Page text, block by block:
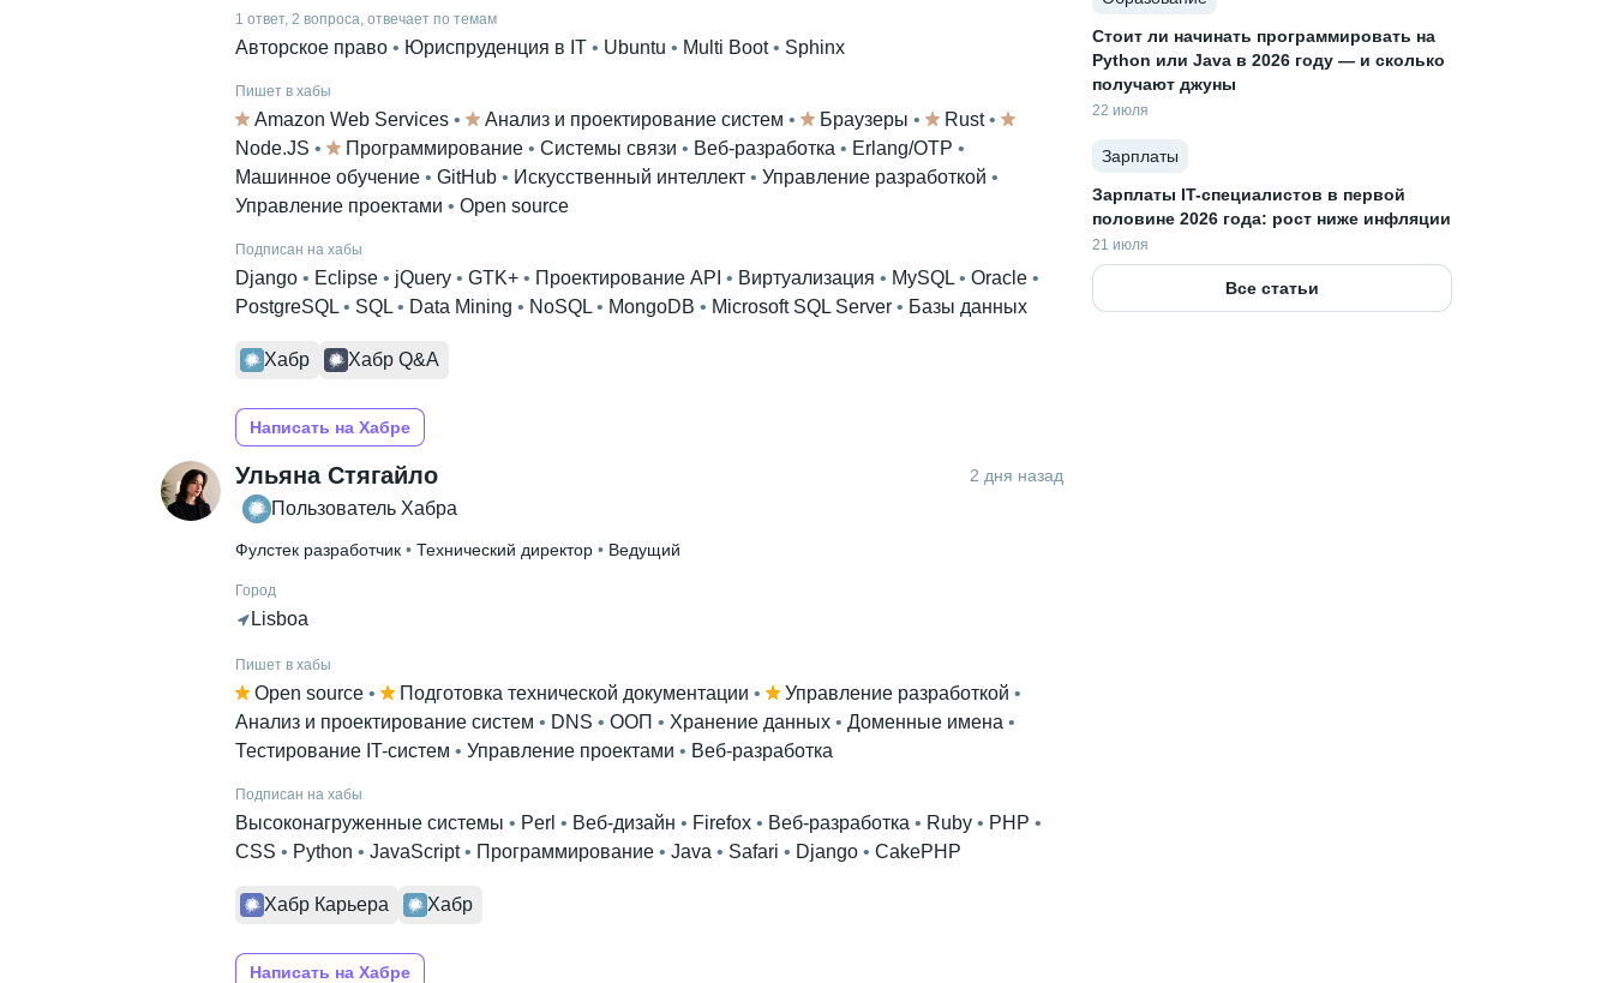
1 ответ, 2 вопроса, отвечает по темам
Авторское право • Юриспруденция в IT • Ubuntu • Multi Boot • Sphinx
Пишет в хабы
Amazon Web Services • Анализ и проектирование систем • Браузеры • Rust •
Node.JS • Программирование • Системы связи • Веб-разработка • Erlang/OTP
Машинное обучение • GitHub • Искусственный интеллект • Управление разработкой
Управление проектами • Open source
Подписан на хабы
Django • Eclipse • jQuery • GTK+ • Проектирование API • Виртуализация • MySQL • Oracle
PostgreSQL • SQL • Data Mining • NoSQL • MongoDB • Microsoft SQL Server • Базы данных
Хабр Хабр Q&A
Написать на Хабре
Ульяна Стягайло 2 дня назад
Пользователь Хабра
Фулстек разработчик • Технический директор • Ведущий
Город
Lisboa
Пишет в хабы
Open source • Подготовка технической документации • Управление разработкой
Анализ и проектирование систем • DNS • ООП • Хранение данных • Доменные имена
Тестирование IT-систем • Управление проектами • Веб-разработка
Подписан на хабы
Высоконагруженные системы • Perl • Веб-дизайн • Firefox • Веб-разработка • Ruby • PHP
CSS • Python • JavaScript • Программирование • Java • Safari • Django • CakePHP
Хабр Карьера Хабр
Написать на Хабре
Стоит ли начинать программировать на
Python или Java в 2026 году — и сколько
получают джуны
22 июля
Зарплаты
Зарплаты IT-специалистов в первой
половине 2026 года: рост ниже инфляции
21 июля
Все статьи